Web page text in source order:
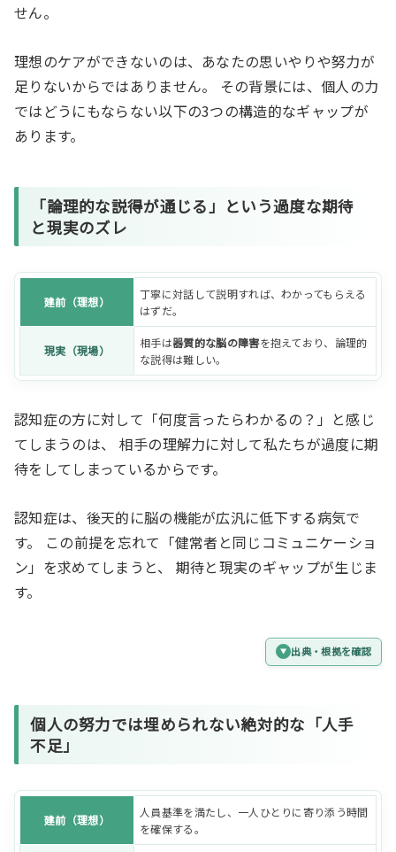
せん。
理想のケアができないのは、あなたの思いやりや努力が
足りないからではありません。 その背景には、個人の力
ではどうにもならない以下の3つの構造的なギャップが
あります。
「論理的な説得が通じる」という過度な期待
と現実のズレ
建前（理想）
丁寧に対話して説明すれば、わかってもらえる
はずだ。
現実（現場）
相手は器質的な脳の障害を抱えており、論理的
な説得は難しい。
認知症の方に対して「何度言ったらわかるの？」と感じ
てしまうのは、 相手の理解力に対して私たちが過度に期
待をしてしまっているからです。
認知症は、後天的に脳の機能が広汎に低下する病気で
す。 この前提を忘れて「健常者と同じコミュニケーショ
ン」を求めてしまうと、 期待と現実のギャップが生じま
す。
出典・根拠を確認
個人の努力では埋められない絶対的な「人手
不足」
建前（理想）
人員基準を満たし、一人ひとりに寄り添う時間
を確保する。